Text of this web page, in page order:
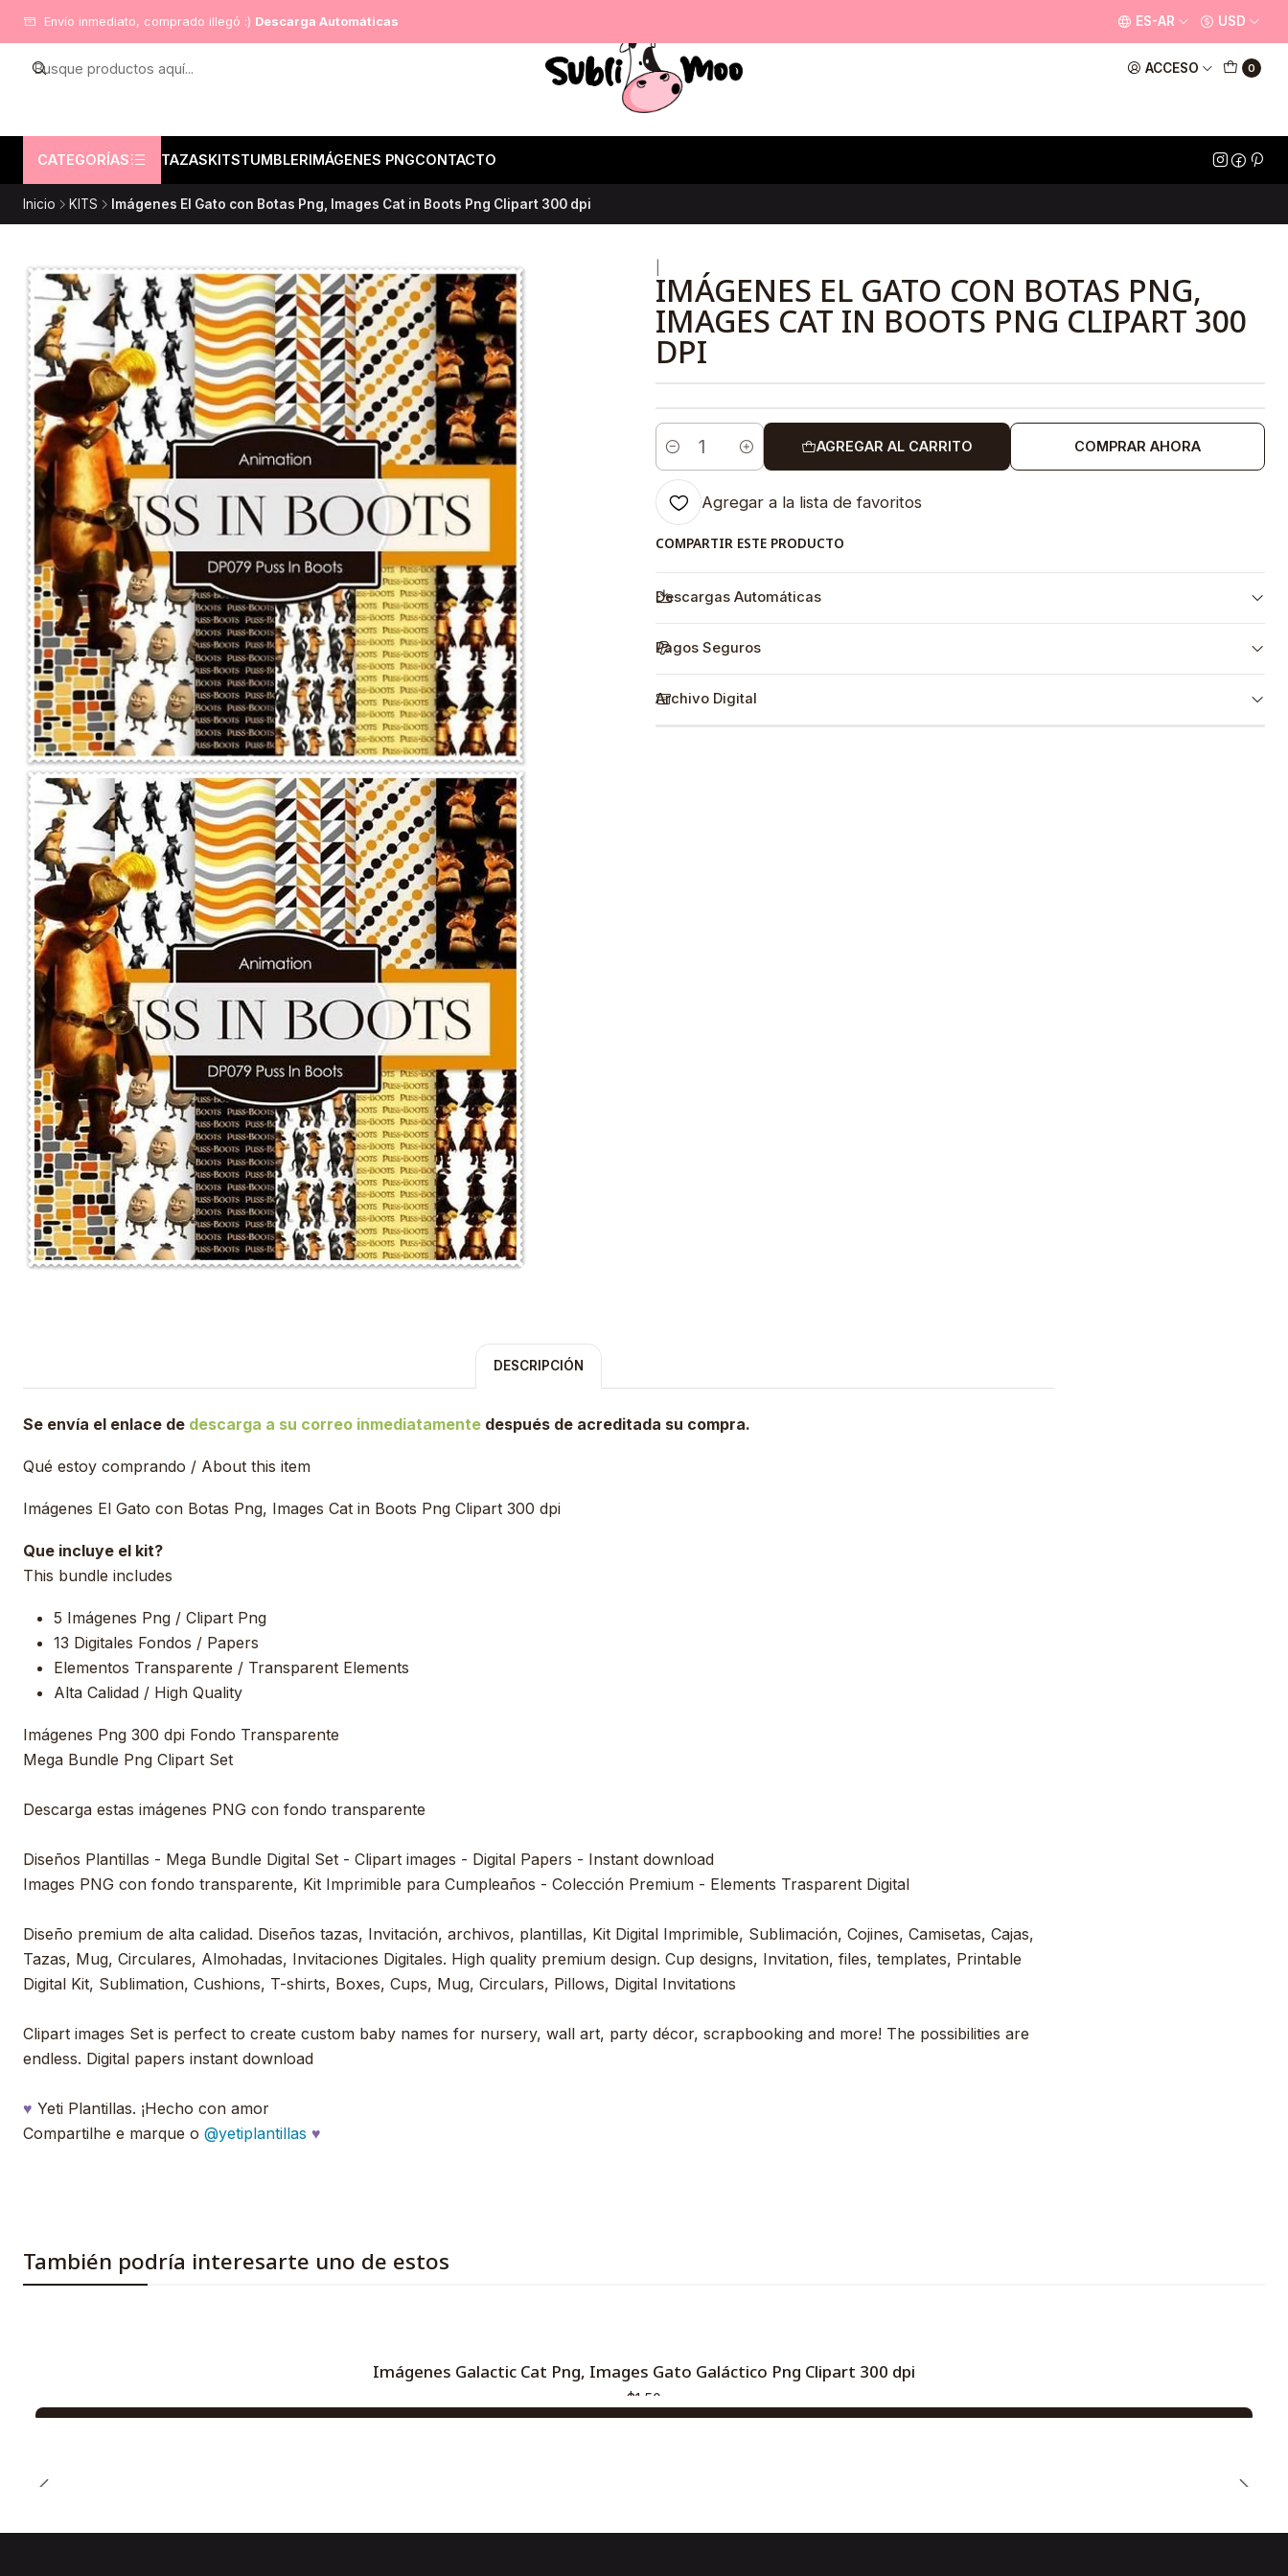
ACCESO 0
CATEGORÍAS TAZASKITSTUMBLERIMÁGENES PNGCONTACTO
Envío inmediato, comprado illegó :) Descarga Automáticas ES-AR USD
Inicio KITS Imágenes El Gato con Botas Png, Images Cat in Boots Png Clipart 300 dpi
IMÁGENES EL GATO CON BOTAS PNG,
IMAGES CAT IN BOOTS PNG CLIPART 300
DPI
Cantidad
AGREGAR AL CARRITO COMPRAR AHORA
Agregar a la lista de favoritos
COMPARTIR ESTE PRODUCTO
Descargas Automáticas
Pagos Seguros
Archivo Digital
DESCRIPCIÓN
Se envía el enlace de descarga a su correo inmediatamente después de acreditada su compra.
Qué estoy comprando / About this item
Imágenes El Gato con Botas Png, Images Cat in Boots Png Clipart 300 dpi
Que incluye el kit?
This bundle includes
5 Imágenes Png / Clipart Png
13 Digitales Fondos / Papers
Elementos Transparente / Transparent Elements
Alta Calidad / High Quality
Imágenes Png 300 dpi Fondo Transparente
Mega Bundle Png Clipart Set
Descarga estas imágenes PNG con fondo transparente
Diseños Plantillas - Mega Bundle Digital Set - Clipart images - Digital Papers - Instant download
Images PNG con fondo transparente, Kit Imprimible para Cumpleaños - Colección Premium - Elements Trasparent Digital
Diseño premium de alta calidad. Diseños tazas, Invitación, archivos, plantillas, Kit Digital Imprimible, Sublimación, Cojines, Camisetas, Cajas,
Tazas, Mug, Circulares, Almohadas, Invitaciones Digitales. High quality premium design. Cup designs, Invitation, files, templates, Printable
Digital Kit, Sublimation, Cushions, T-shirts, Boxes, Cups, Mug, Circulars, Pillows, Digital Invitations
Clipart images Set is perfect to create custom baby names for nursery, wall art, party décor, scrapbooking and more! The possibilities are
endless. Digital papers instant download
♥ Yeti Plantillas. ¡Hecho con amor
Compartilhe e marque o @yetiplantillas ♥
También podría interesarte uno de estos
Imágenes Galactic Cat Png, Images Gato Galáctico Png Clipart 300 dpi
$1,50